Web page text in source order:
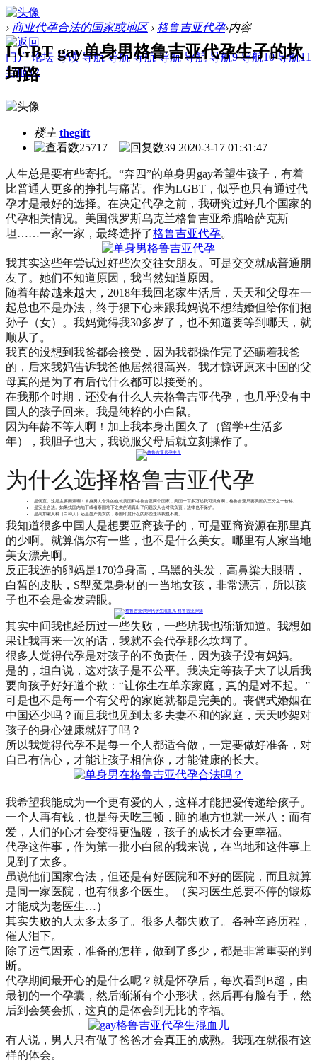
› 商业代孕合法的国家或地区 › 格鲁吉亚代孕›内容
门户 论坛 导读 导航 导航 导航 导航 导航 导航9 导航10 导航11
导航12
LGBT gay单身男格鲁吉亚代孕生子的坎
坷路
楼主 thegift
25717
39 2020-3-17 01:31:47
人生总是要有些寄托。“奔四”的单身男gay希望生孩子，有着
比普通人更多的挣扎与痛苦。作为LGBT，似乎也只有通过代
孕才是最好的选择。在决定代孕之前，我研究过好几个国家的
代孕相关情况。美国俄罗斯乌克兰格鲁吉亚希腊哈萨克斯
坦……一家一家，最终选择了格鲁吉亚代孕。
我其实这些年尝试过好些次交往女朋友。可是交交就成普通朋
友了。她们不知道原因，我当然知道原因。
随着年龄越来越大，2018年我回老家生活后，天天和父母在一
起总也不是办法，终于狠下心来跟我妈说不想结婚但给你们抱
孙子（女）。我妈觉得我30多岁了，也不知道要等到哪天，就
顺从了。
我真的没想到我爸都会接受，因为我都操作完了还瞒着我爸
的，后来我妈告诉我爸他居然很高兴。我才惊讶原来中国的父
母真的是为了有后代什么都可以接受的。
在我那个时期，还没有什么人去格鲁吉亚代孕，也几乎没有中
国人的孩子回来。我是纯粹的小白鼠。
因为年龄不等人啊！加上我本身出国久了（留学+生活多
年），我胆子也大，我说服父母后就立刻操作了。
为什么选择格鲁吉亚代孕
是便宜。这是主要因素啊！单身男人合法的也就美国和格鲁吉亚两个国家，美国一百多万起我可没有啊，格鲁吉亚只要美国的三分之一价格。
是安全合法。如果找国内地下或者泰国地下之类的话真出了问题没人会对我负责，法律也不保护。
是高加索人种（白种人）还是盛产美女的，泰国印度什么的那些送我我也不要。
我知道很多中国人是想要亚裔孩子的，可是亚裔资源在那里真
的少啊。就算偶尔有一些，也不是什么美女。哪里有人家当地
美女漂亮啊。
反正我选的卵妈是170净身高，乌黑的头发，高鼻梁大眼睛，
白皙的皮肤，S型魔鬼身材的一当地女孩，非常漂亮，所以孩
子也不会是金发碧眼。
其实中间我也经历过一些失败，一些坑我也渐渐知道。我想如
果让我再来一次的话，我就不会代孕那么坎坷了。
很多人觉得代孕是对孩子的不负责任，因为孩子没有妈妈。
是的，坦白说，这对孩子是不公平。我决定等孩子大了以后我
要向孩子好好道个歉：“让你生在单亲家庭，真的是对不起。”
可是也不是每一个有父母的家庭就都是完美的。丧偶式婚姻在
中国还少吗？而且我也见到太多夫妻不和的家庭，天天吵架对
孩子的身心健康就好了吗？
所以我觉得代孕不是每一个人都适合做，一定要做好准备，对
自己有信心，才能让孩子相信你，才能健康的长大。
我希望我能成为一个更有爱的人，这样才能把爱传递给孩子。
一个人再有钱，也是每天吃三顿，睡的地方也就一米八；而有
爱，人们的心才会变得更温暖，孩子的成长才会更幸福。
代孕这件事，作为第一批小白鼠的我来说，在当地和这件事上
见到了太多。
虽说他们国家合法，但还是有好医院和不好的医院，而且就算
是同一家医院，也有很多个医生。（实习医生总要不停的锻炼
才能成为老医生…）
其实失败的人太多太多了。很多人都失败了。各种辛路历程，
催人泪下。
除了运气因素，准备的怎样，做到了多少，都是非常重要的判
断。
代孕期间最开心的是什么呢？就是怀孕后，每次看到B超，由
最初的一个孕囊，然后渐渐有个小形状，然后再有脸有手，然
后到会笑会抓，这真的是体会到无比的幸福。
有人说，男人只有做了爸爸才会真正的成熟。我现在就很有这
样的体会。